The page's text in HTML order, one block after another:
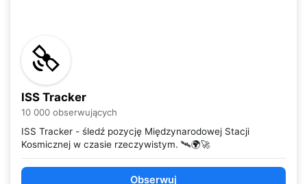
ISS Tracker
10 000 obserwujących
ISS Tracker - śledź pozycję Międzynarodowej Stacji
Kosmicznej w czasie rzeczywistym. 🛰️🌍🚀
Obserwuj